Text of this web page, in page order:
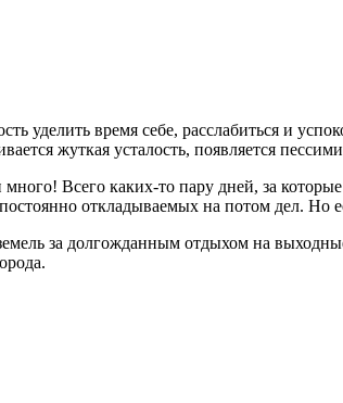
уделить время себе, расслабиться и
жуткая усталость, появляется
много! Всего каких-то пару дней, за
откладываемых на потом дел. Но
за долгожданным отдыхом на